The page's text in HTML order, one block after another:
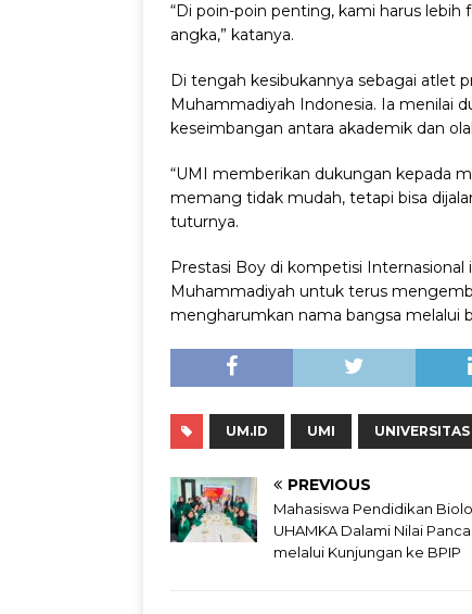
“Di poin-poin penting, kami harus
angka,” katanya.
Di tengah kesibukannya sebagai atlet
Muhammadiyah Indonesia. Ia menilai
keseimbangan antara akademik dan
“UMI memberikan dukungan kepada
memang tidak mudah, tetapi bisa
tuturnya.
Prestasi Boy di kompetisi Internasional
Muhammadiyah untuk terus
mengharumkan nama bangsa melalui
UM.ID UMI
PREVIOUS
Mahasiswa Pendidikan
UHAMKA Dalami Nilai
melalui Kunjungan ke BPIP